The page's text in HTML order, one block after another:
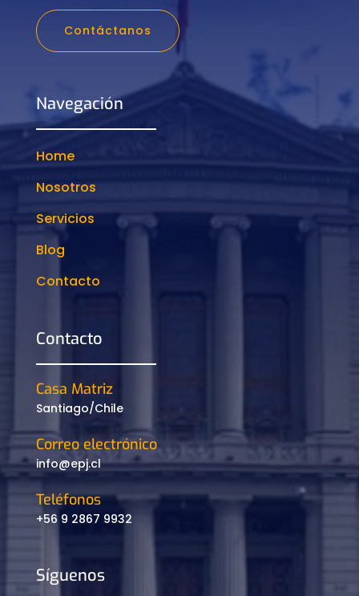
Contáctanos
Navegación
Home
Nosotros
Servicios
Blog
Contacto
Contacto
Casa Matriz
Santiago/Chile
Correo electrónico
info@epj.cl
Teléfonos
+56 9 2867 9932
Síguenos